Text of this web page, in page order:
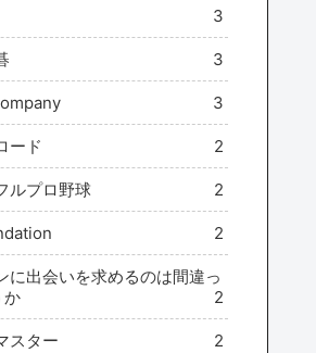
3
3
3
ード 2
ルプロ野球 2
2
に出会いを求めるのは間違っ
か
2
スター 2